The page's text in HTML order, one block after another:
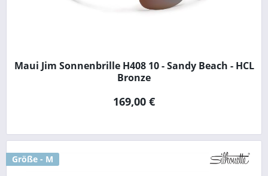
Maui Jim Sonnenbrille H408 10 - Sandy Beach - HCL
Bronze
169,00 €
Größe - M